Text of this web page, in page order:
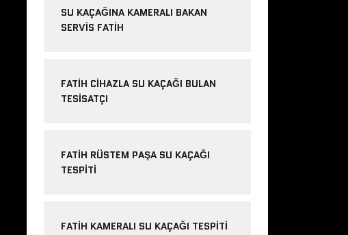
SU KAÇAĞINA KAMERALI BAKAN
SERVIS FATIH
FATIH CIHAZLA SU KAÇAĞI BULAN
TESISATÇI
FATIH RÜSTEM PAŞA SU KAÇAĞI
TESPITI
FATIH KAMERALI SU KAÇAĞI TESPITI